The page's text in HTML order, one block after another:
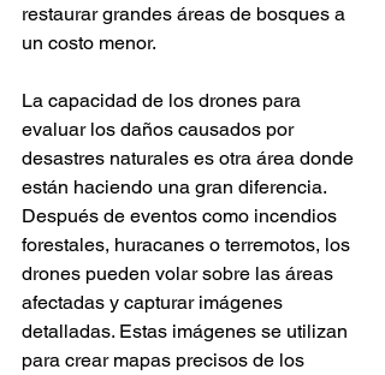
restaurar grandes áreas de bosques a
un costo menor.
La capacidad de los drones para
evaluar los daños causados por
desastres naturales es otra área donde
están haciendo una gran diferencia.
Después de eventos como incendios
forestales, huracanes o terremotos, los
drones pueden volar sobre las áreas
afectadas y capturar imágenes
detalladas. Estas imágenes se utilizan
para crear mapas precisos de los